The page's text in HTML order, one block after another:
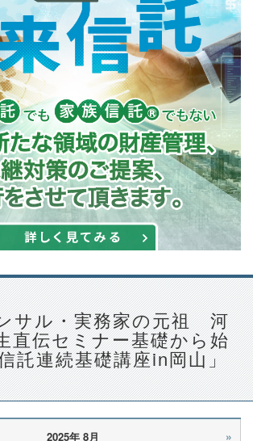
サル・実務家の元祖 河
直伝セミナー基礎から始
託連続基礎講座in岡山」
2025年 8月 »